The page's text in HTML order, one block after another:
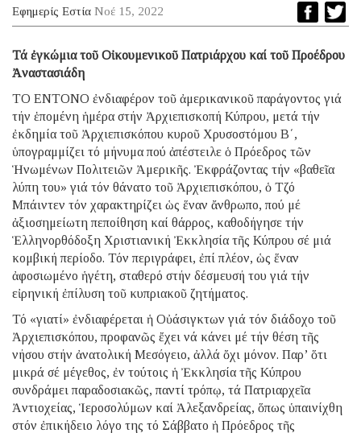
Εφημερίς Εστία Νοέ 15, 2022
Τά ἐγκώμια τοῦ Οἰκουμενικοῦ Πατριάρχου καί τοῦ Προέδρου
Ἀναστασιάδη
ΤΟ ΕΝΤΟΝΟ ἐνδιαφέρον τοῦ ἀμερικανικοῦ παράγοντος γιά
τήν ἑπομένη ἡμέρα στήν Ἀρχιεπισκοπή Κύπρου, μετά τήν
ἐκδημία τοῦ Ἀρχιεπισκόπου κυροῦ Χρυσοστόμου Β΄,
ὑπογραμμίζει τό μήνυμα πού ἀπέστειλε ὁ Πρόεδρος τῶν
Ἡνωμένων Πολιτειῶν Ἀμερικῆς. Ἐκφράζοντας τήν «βαθεῖα
λύπη του» γιά τόν θάνατο τοῦ Ἀρχιεπισκόπου, ὁ Τζό
Μπάιντεν τόν χαρακτηρίζει ὡς ἕναν ἄνθρωπο, πού μέ
ἀξιοσημείωτη πεποίθηση καί θάρρος, καθοδήγησε τήν
Ἑλληνορθόδοξη Χριστιανική Ἐκκλησία τῆς Κύπρου σέ μιά
κομβική περίοδο. Τόν περιγράφει, ἐπί πλέον, ὡς ἕναν
ἀφοσιωμένο ἡγέτη, σταθερό στήν δέσμευσή του γιά τήν
εἰρηνική ἐπίλυση τοῦ κυπριακοῦ ζητήματος.
Τό «γιατί» ἐνδιαφέρεται ἡ Οὐάσιγκτων γιά τόν διάδοχο τοῦ
Ἀρχιεπισκόπου, προφανῶς ἔχει νά κάνει μέ τήν θέση τῆς
νήσου στήν ἀνατολική Μεσόγειο, ἀλλά ὄχι μόνον. Παρ’ ὅτι
μικρά σέ μέγεθος, ἐν τούτοις ἡ Ἐκκλησία τῆς Κύπρου
συνδράμει παραδοσιακῶς, παντί τρόπῳ, τά Πατριαρχεῖα
Ἀντιοχείας, Ἱεροσολύμων καί Ἀλεξανδρείας, ὅπως ὑπαινίχθη
στόν ἐπικήδειο λόγο της τό Σάββατο ἡ Πρόεδρος τῆς